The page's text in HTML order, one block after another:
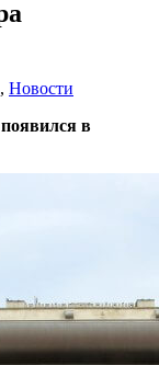
, Новости
в